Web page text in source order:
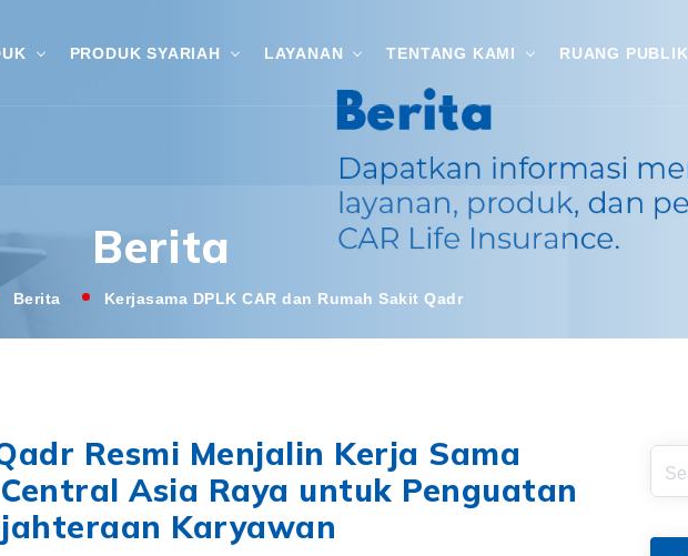
PRODUK SYARIAH LAYANAN TENTANG KAMI RUANG PUBLIK
Berita
Berita Kerjasama DPLK CAR dan Rumah Sakit Qadr
Resmi Menjalin Kerja Sama
Asia Raya untuk Penguatan
Karyawan